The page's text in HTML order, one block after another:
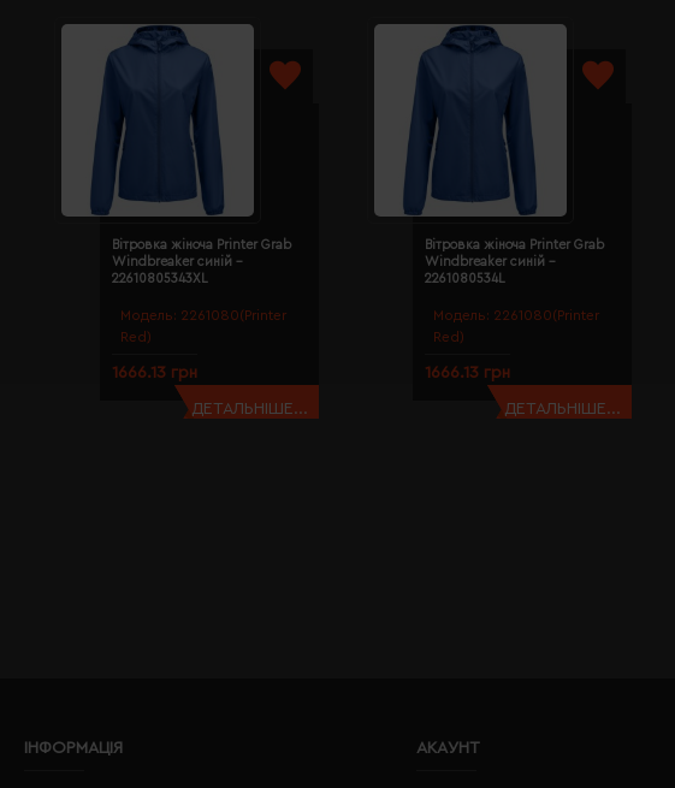
Модель: 2261080(Printer
Red)
Вітровка жіноча Printer Grab
Windbreaker синій -
22610805343XL
1666.13 грн
ДЕТАЛЬНІШЕ...
Модель: 2261080(Printer
Red)
Вітровка жіноча Printer Grab
Windbreaker синій -
2261080534L
1666.13 грн
ДЕТАЛЬНІШЕ...
ІНФОРМАЦІЯ АКАУНТ